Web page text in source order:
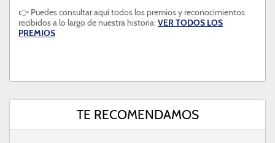
👉 Puedes consultar aquí todos los premios y reconocimientos
recibidos a lo largo de nuestra historia:VER TODOS LOS
PREMIOS
TE RECOMENDAMOS